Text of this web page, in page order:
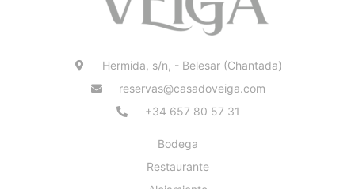
Hermida, s/n, - Belesar (Chantada)
reservas@casadoveiga.com
+34 657 80 57 31
Bodega
Restaurante